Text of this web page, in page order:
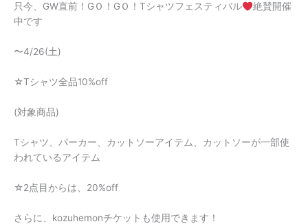
只今、GW直前！GＯ！GＯ！Tシャツフェスティバル
絶賛開催
中です
〜4/26(土)
☆Tシャツ全品10%off
(対象商品)
Tシャツ、パーカー、カットソーアイテム、カットソーが一部使
われているアイテム
☆2点目からは、20%off
さらに、kozuhemonチケットも使用できます！